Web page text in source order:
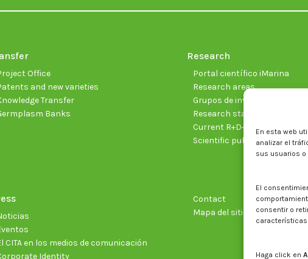
En esta web
analizar el
sus usuarios
El
consentir o
Haga click en
Office
and new varieties
Transfer
Banks
Research
Portal científico iMarina
Research areas
Grupos de investigación
Research staff
Current R+D+I projects
Scientific publications
CITA en los medios de comunicación
Identity
Contact
Mapa del sitio web